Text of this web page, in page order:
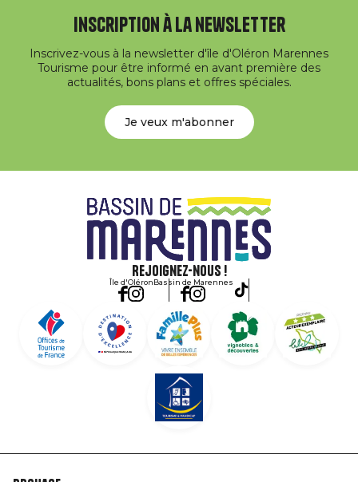
Inscription à la newsletter
Inscrivez-vous à la newsletter d'île d'Oléron Marennes
Tourisme pour être informé en avant première des
actualités, bons plans et offres spéciales.
Je veux m'abonner
Rejoignez-nous !
Île d'OléronBassin de Marennes